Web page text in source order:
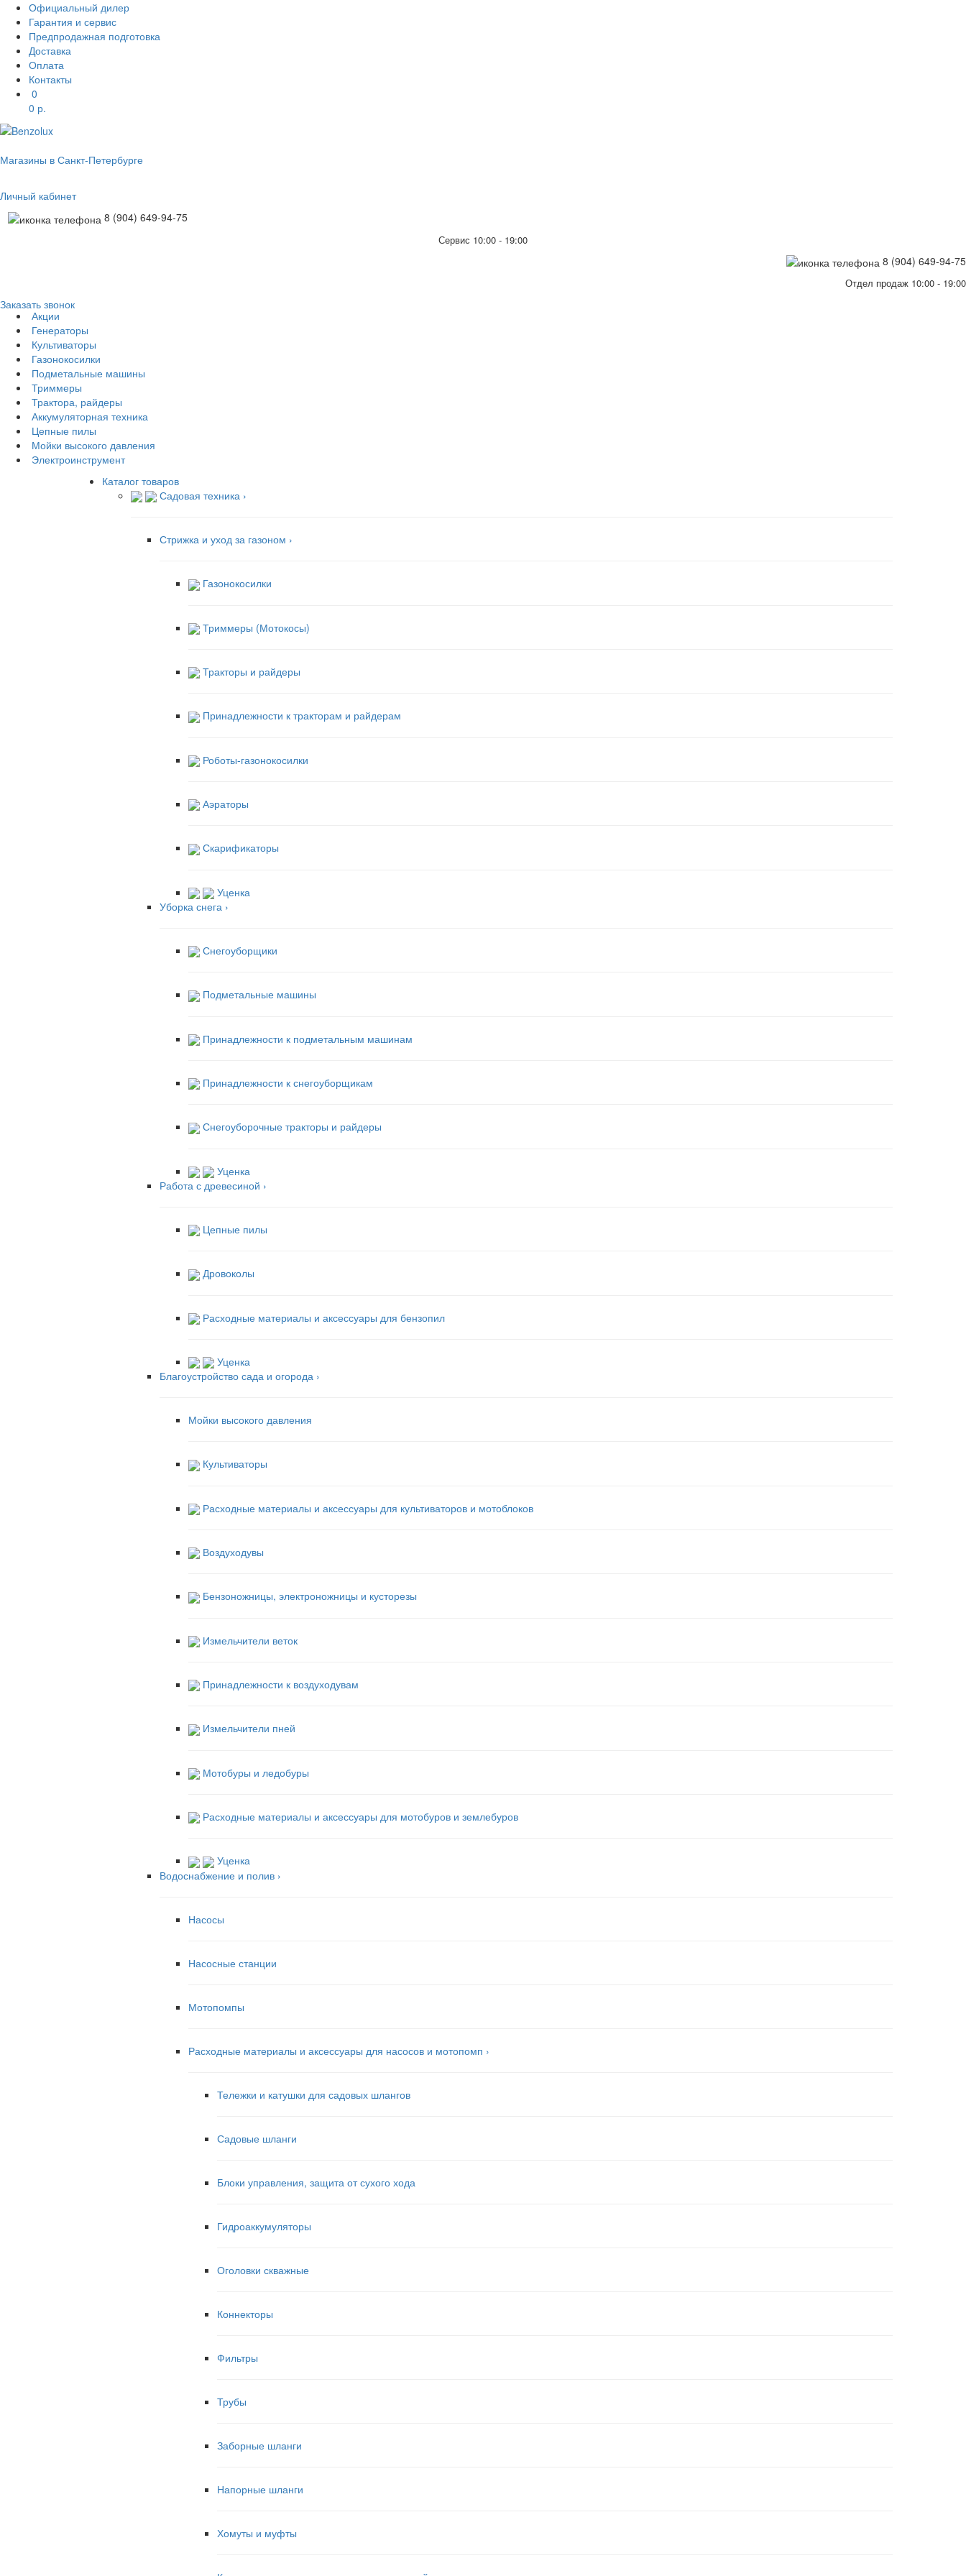
Официальный дилер
Гарантия и сервис
Предпродажная подготовка
Доставка
Оплата
Контакты
0
0 р.
Магазины в Санкт-Петербурге
Личный кабинет
8 (904) 649-94-75
Сервис 10:00 - 19:00
8 (904) 649-94-75
Отдел продаж 10:00 - 19:00
Заказать звонок
Акции
Генераторы
Культиваторы
Газонокосилки
Подметальные машины
Триммеры
Трактора, райдеры
Аккумуляторная техника
Цепные пилы
Мойки высокого давления
Электроинструмент
Каталог товаров
Садовая техника ›
Стрижка и уход за газоном ›
Газонокосилки
Триммеры (Мотокосы)
Тракторы и райдеры
Принадлежности к тракторам и райдерам
Роботы-газонокосилки
Аэраторы
Скарификаторы
Уценка
Уборка снега ›
Снегоуборщики
Подметальные машины
Принадлежности к подметальным машинам
Принадлежности к снегоуборщикам
Снегоуборочные тракторы и райдеры
Уценка
Работа с древесиной ›
Цепные пилы
Дровоколы
Расходные материалы и аксессуары для бензопил
Уценка
Благоустройство сада и огорода ›
Мойки высокого давления
Культиваторы
Расходные материалы и аксессуары для культиваторов и мотоблоков
Воздуходувы
Бензоножницы, электроножницы и кусторезы
Измельчители веток
Принадлежности к воздуходувам
Измельчители пней
Мотобуры и ледобуры
Расходные материалы и аксессуары для мотобуров и землебуров
Уценка
Водоснабжение и полив ›
Насосы
Насосные станции
Мотопомпы
Расходные материалы и аксессуары для насосов и мотопомп ›
Тележки и катушки для садовых шлангов
Садовые шланги
Блоки управления, защита от сухого хода
Гидроаккумуляторы
Оголовки скважные
Коннекторы
Фильтры
Трубы
Заборные шланги
Напорные шланги
Хомуты и муфты